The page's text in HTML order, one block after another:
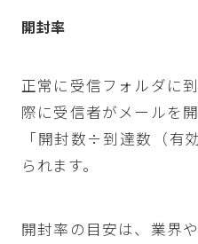
開封率
正常に受信フォルダに
際に受信者がメールを
「開封数÷到達数（有
られます。
開封率の目安は、業界